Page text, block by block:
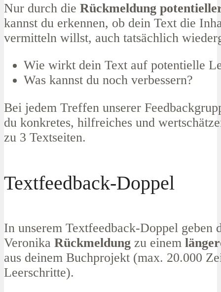
Nur durch die Rückmeldung
kannst du erkennen, ob dein Text die
vermitteln willst, auch tatsächlich
Wie wirkt dein Text auf potentielle
Was kannst du noch verbessern?
Bei jedem Treffen unserer
du konkretes, hilfreiches und
zu 3 Textseiten.
Textfeedback-Doppel
In unserem Textfeedback-Doppel geben
Veronika Rückmeldung zu einem
aus deinem Buchprojekt (max. 20.000
Leerschritte).